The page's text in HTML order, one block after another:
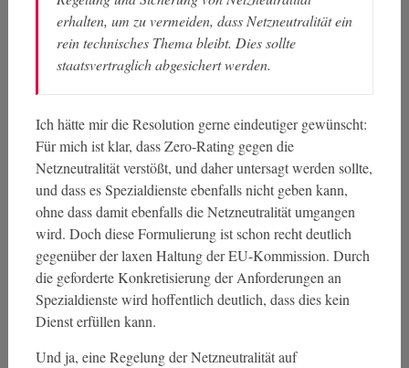
erhalten, um zu vermeiden, dass Netzneutralität ein
rein technisches Thema bleibt. Dies sollte
staatsvertraglich abgesichert werden.
Ich hätte mir die Resolution gerne eindeutiger gewünscht:
Für mich ist klar, dass Zero-Rating gegen die
Netzneutralität verstößt, und daher untersagt werden sollte,
und dass es Spezialdienste ebenfalls nicht geben kann,
ohne dass damit ebenfalls die Netzneutralität umgangen
wird. Doch diese Formulierung ist schon recht deutlich
gegenüber der laxen Haltung der EU-Kommission. Durch
die geforderte Konkretisierung der Anforderungen an
Spezialdienste wird hoffentlich deutlich, dass dies kein
Dienst erfüllen kann.
Und ja, eine Regelung der Netzneutralität auf